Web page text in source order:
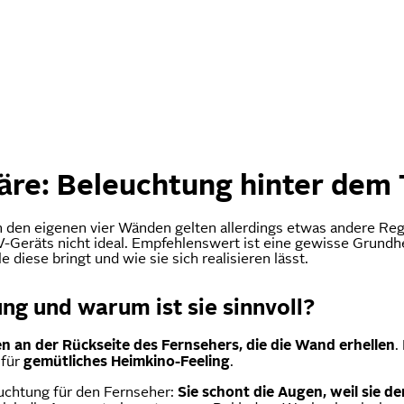
Beleuchtung hinter dem
eigenen vier Wänden gelten allerdings etwas andere
Geräts nicht ideal. Empfehlenswert ist eine gewisse
diese bringt und wie sie sich realisieren lässt.
und warum ist sie sinnvoll?
an der Rückseite des Fernsehers, die die Wand erhellen.
gemütliches Heimkino-Feeling.
für den Fernseher: Sie schont die Augen, weil sie